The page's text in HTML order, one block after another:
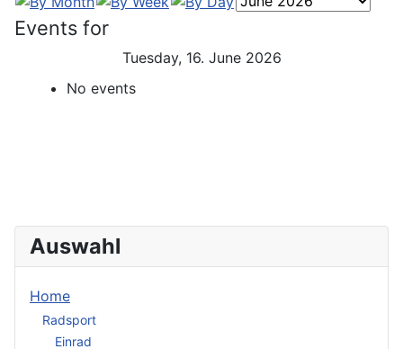
Events for
Tuesday, 16. June 2026
No events
Auswahl
Home
Radsport
Einrad